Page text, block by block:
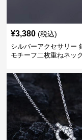
¥3,380 (税込)
シルバーアクセサリー
モチーフ二枚重ねネッ